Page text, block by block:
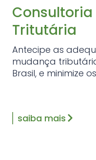
Tritutária
Antecipe as
mudança
Brasil, e minimize
saiba mais